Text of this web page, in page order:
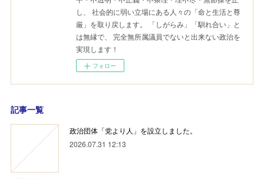
し、 社会的に弱い立場にある人々の「命と生活と尊
厳」を取り戻します。 「しがらみ」「馴れ合い」と
は無縁で、 完全無所属議員でないと出来ない政治を
実現します！
フォロー
記事一覧
政治団体「党より人」を設立しました。
2026.07.31 12:13